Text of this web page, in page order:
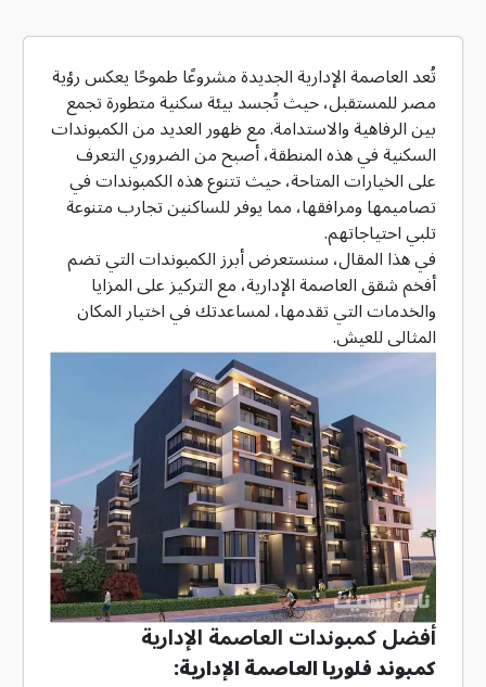
تُعد العاصمة الإدارية الجديدة مشروعًا طموحًا يعكس رؤية
مصر للمستقبل، حيث تُجسد بيئة سكنية متطورة تجمع
بين الرفاهية والاستدامة. مع ظهور العديد من الكمبوندات
السكنية في هذه المنطقة، أصبح من الضروري التعرف
على الخيارات المتاحة، حيث تتنوع هذه الكمبوندات في
تصاميمها ومرافقها، مما يوفر للساكنين تجارب متنوعة
تلبي احتياجاتهم.
في هذا المقال، سنستعرض أبرز الكمبوندات التي تضم
أفخم شقق العاصمة الإدارية، مع التركيز على المزايا
والخدمات التي تقدمها، لمساعدتك في اختيار المكان
المثالي للعيش.
أفضل كمبوندات العاصمة الإدارية
كمبوند فلوريا العاصمة الإدارية: